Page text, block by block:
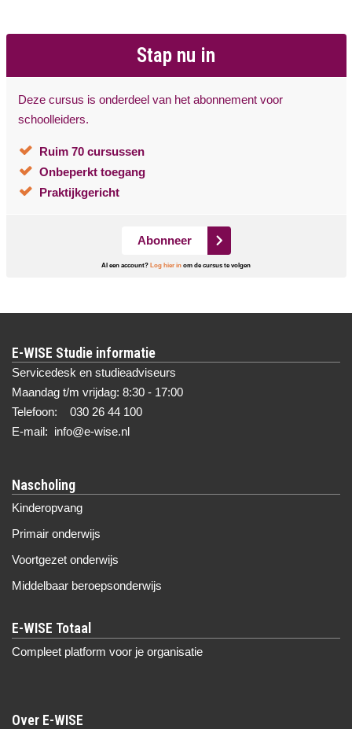
Stap nu in
Deze cursus is onderdeel van het abonnement voor
schoolleiders.
Ruim 70 cursussen
Onbeperkt toegang
Praktijkgericht
Abonneer
Al een account? Log hier in om de cursus te volgen
E-WISE Studie informatie
Servicedesk en studieadviseurs
Maandag t/m vrijdag: 8:30 - 17:00
Telefoon: 030 26 44 100
E-mail: info@e-wise.nl
Nascholing
Kinderopvang
Primair onderwijs
Voortgezet onderwijs
Middelbaar beroepsonderwijs
Compleet platform voor je organisatie
Over E-WISE